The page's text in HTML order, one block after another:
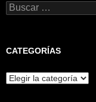
Buscar:
CATEGORÍAS
Categorías